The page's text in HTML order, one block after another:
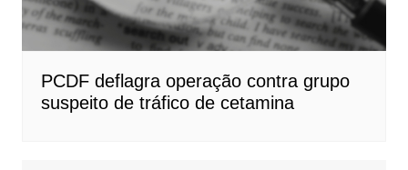
PCDF deflagra operação contra grupo
suspeito de tráfico de cetamina